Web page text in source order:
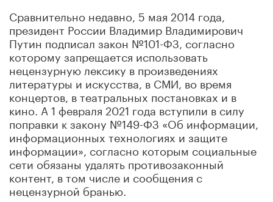
Сравнительно недавно, 5 мая 2014 года,
президент России Владимир Владимирович
Путин подписал закон №101-ФЗ, согласно
которому запрещается использовать
нецензурную лексику в произведениях
литературы и искусства, в СМИ, во время
концертов, в театральных постановках и в
кино. А 1 февраля 2021 года вступили в силу
поправки к закону №149-ФЗ «Об информации,
информационных технологиях и защите
информации», согласно которым социальные
сети обязаны удалять противозаконный
контент, в том числе и сообщения с
нецензурной бранью.